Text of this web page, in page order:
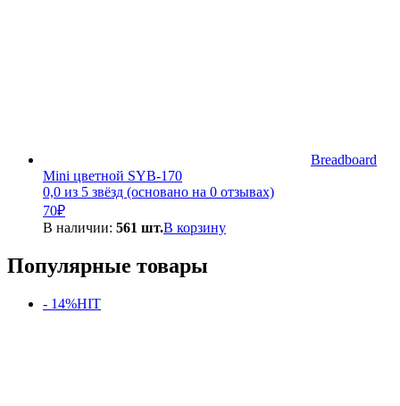
Breadboard
Mini цветной SYB-170
0,0 из 5 звёзд (основано на 0 отзывах)
70₽
В наличии: 561 шт.В корзину
Популярные товары
- 14%HIT